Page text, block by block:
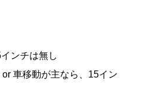
ンチは無し
車移動が主なら、15イン